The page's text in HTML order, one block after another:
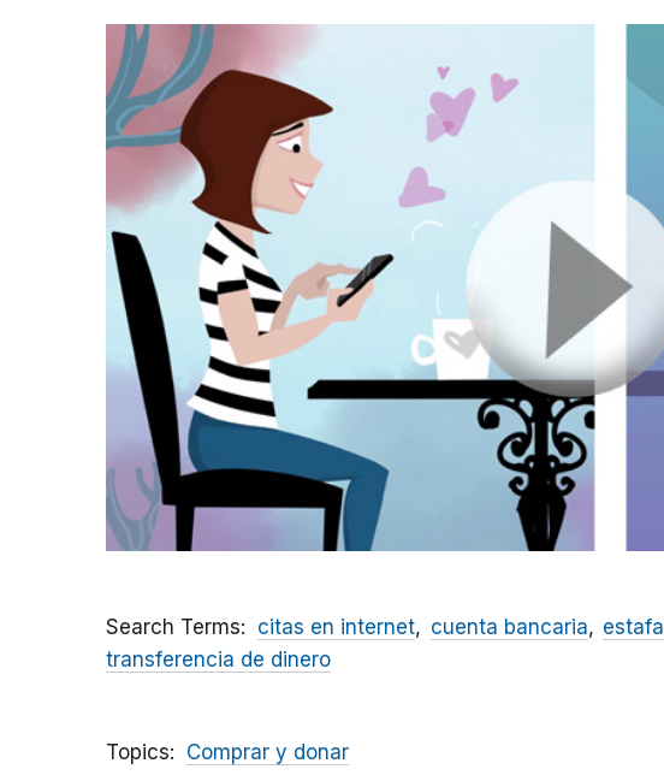
Search Terms citas en internet cuenta bancaria estafa
transferencia de dinero
Topics Comprar y donar